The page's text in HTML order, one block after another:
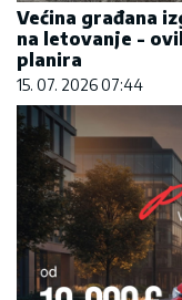
Većina građana
na letovanje -
planira
15. 07. 2026 07:44